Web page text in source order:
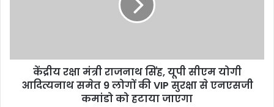
केंद्रीय रक्षा मंत्री राजनाथ सिंह, यूपी सीएम योगी
आदित्यनाथ समेत 9 लोगों की VIP सुरक्षा से एनएसजी
कमांडो को हटाया जाएगा